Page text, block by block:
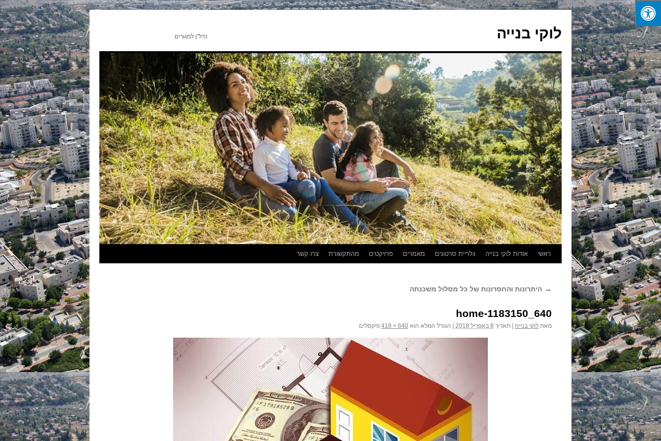
לוקי בנייה נדל"ן למגורים
ראשי אודות לוקי בנייה גלריית סרטונים מאמרים פרויקטים מהתקשורת צרו קשר
→ היתרונות והחסרונות של כל מסלול משכנתה
home-1183150_640
מאת לוקי בנייה תאריך 8 באפריל 2018 הגודל המלא הוא 640 × 419 פיקסלים